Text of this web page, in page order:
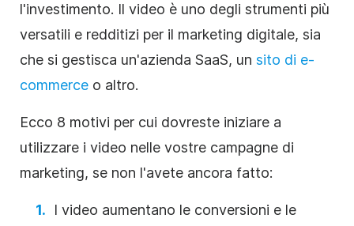
l'investimento. Il video è uno degli strumenti più
versatili e redditizi per il marketing digitale, sia
che si gestisca un'azienda SaaS, un sito di e-
commerce o altro.
Ecco 8 motivi per cui dovreste iniziare a
utilizzare i video nelle vostre campagne di
marketing, se non l'avete ancora fatto:
I video aumentano le conversioni e le